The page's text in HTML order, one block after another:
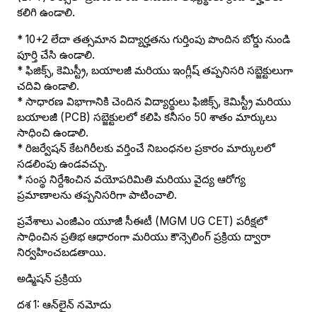
కలిగి ఉండాలి.
* 10+2 లేదా తత్సమాన విద్యార్హతను గుర్తింపు పొందిన బోర్డు నుండి
పూర్తి చేసి ఉండాలి.
* ఫిజిక్స్, కెమిస్ట్రీ, బయాలజీ మరియు ఇంగ్లీష్ తప్పనిసరి సబ్జెక్టులుగా
చదివి ఉండాలి.
* సాధారణ విభాగానికి చెందిన విద్యార్థులు ఫిజిక్స్, కెమిస్ట్రీ మరియు
బయాలజీ (PCB) సబ్జెక్టులలో కలిపి కనీసం 50 శాతం మార్కులు
సాధించి ఉండాలి.
* రిజర్వేషన్ కేటగిరీలకు వర్తించే నిబంధనల ప్రకారం మార్కులలో
సడలింపు ఉండవచ్చు.
* సంస్థ నిర్దేశించిన వయోపరిమితి మరియు వైద్య ఆరోగ్య
ప్రమాణాలను తప్పనిసరిగా పాటించాలి.
ప్రవేశాలు ఎంజీఎం యూజీ సీఈటీ (MGM UG CET) పరీక్షలో
సాధించిన ప్రతిభ ఆధారంగా మరియు కౌన్సెలింగ్ ప్రక్రియ ద్వారా
నిర్వహించబడతాయి.
అడ్మిషన్ ప్రక్రియ
దశ 1: ఆన్‌లైన్ నమోదు